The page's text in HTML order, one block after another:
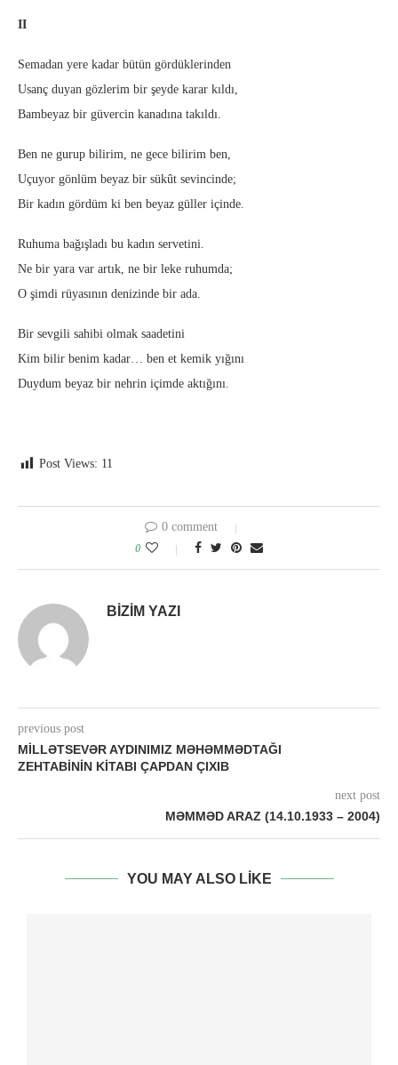
II
Semadan yere kadar bütün gördüklerinden
Usanç duyan gözlerim bir şeyde karar kıldı,
Bambeyaz bir güvercin kanadına takıldı.
Ben ne gurup bilirim, ne gece bilirim ben,
Uçuyor gönlüm beyaz bir sükût sevincinde;
Bir kadın gördüm ki ben beyaz güller içinde.
Ruhuma bağışladı bu kadın servetini.
Ne bir yara var artık, ne bir leke ruhumda;
O şimdi rüyasının denizinde bir ada.
Bir sevgili sahibi olmak saadetini
Kim bilir benim kadar… ben et kemik yığını
Duydum beyaz bir nehrin içimde aktığını.
Post Views: 11
0 comment
0
BIZIM YAZI
previous post
MILLƏTSEVƏR AYDINIMIZ MƏHƏMMƏDTAĞI
ZEHTABININ KITABI ÇAPDAN ÇIXIB
next post
MƏMMƏD ARAZ (14.10.1933 – 2004)
YOU MAY ALSO LIKE